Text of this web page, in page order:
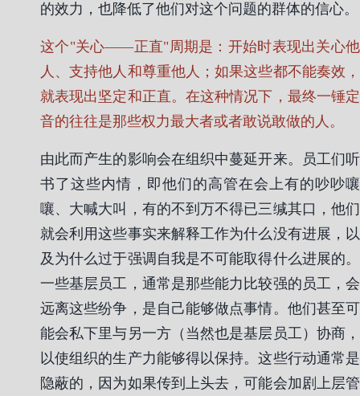
的效力，也降低了他们对这个问题的群体的信心。
这个"关心——正直"周期是：开始时表现出关心他
人、支持他人和尊重他人；如果这些都不能奏效，
就表现出坚定和正直。在这种情况下，最终一锤定
音的往往是那些权力最大者或者敢说敢做的人。
由此而产生的影响会在组织中蔓延开来。员工们听
书了这些内情，即他们的高管在会上有的吵吵嚷
嚷、大喊大叫，有的不到万不得已三缄其口，他们
就会利用这些事实来解释工作为什么没有进展，以
及为什么过于强调自我是不可能取得什么进展的。
一些基层员工，通常是那些能力比较强的员工，会
远离这些纷争，是自己能够做点事情。他们甚至可
能会私下里与另一方（当然也是基层员工）协商，
以使组织的生产力能够得以保持。这些行动通常是
隐蔽的，因为如果传到上头去，可能会加剧上层管